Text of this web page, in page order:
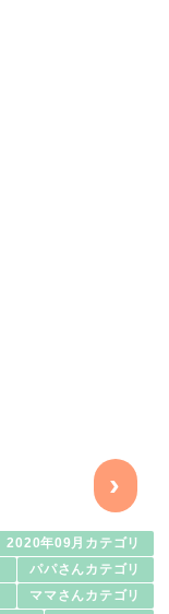
›
2020年09月カテゴリ
パパさんカテゴリ
ママさんカテゴリ